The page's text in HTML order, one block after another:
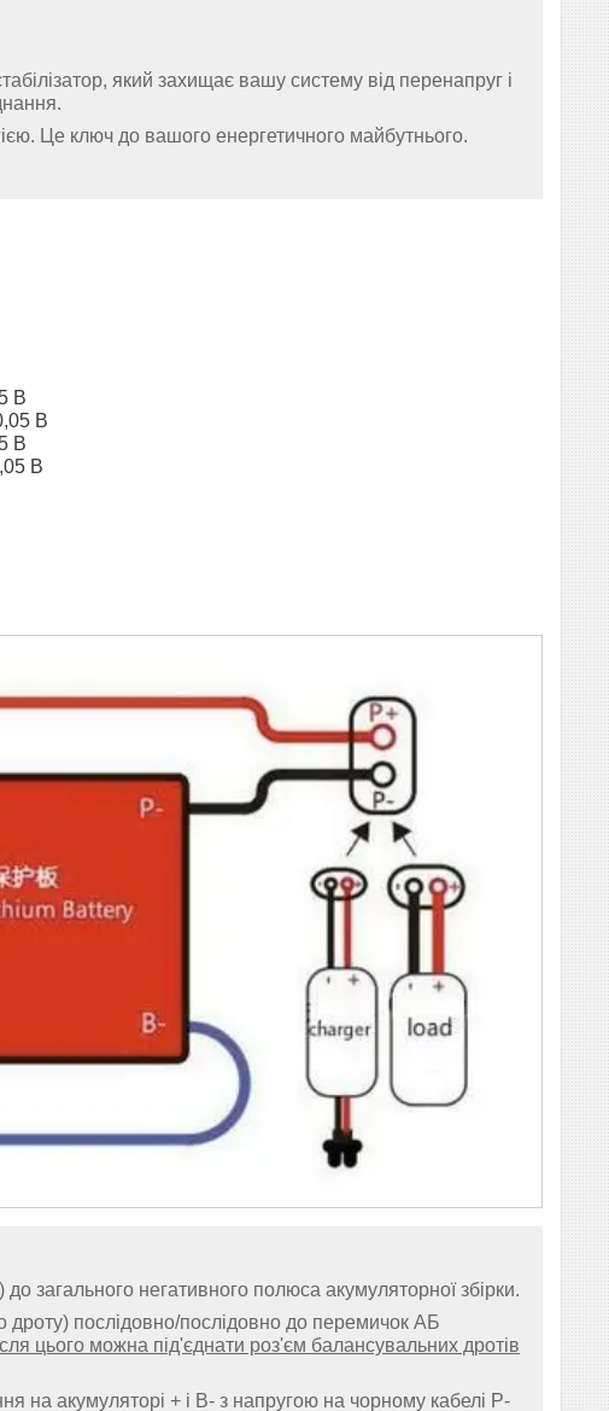
який захищає вашу систему від перенапруг і
Це ключ до вашого енергетичного майбутнього.
В
В
В
В
загального негативного полюса акумуляторної збірки.
дроту) послідовно/послідовно до перемичок АБ
цього можна під'єднати роз'єм балансувальних дротів
на акумуляторі + і B- з напругою на чорному кабелі P-